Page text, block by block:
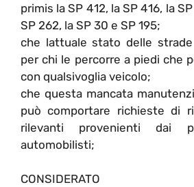
primis la SP 412, la SP 416, la
SP 262, la SP 30 e SP 195;
che lattuale stato delle
per chi le percorre a piedi che
con qualsivoglia veicolo;
che questa mancata
può comportare richieste di
rilevanti provenienti dai
automobilisti;
CONSIDERATO